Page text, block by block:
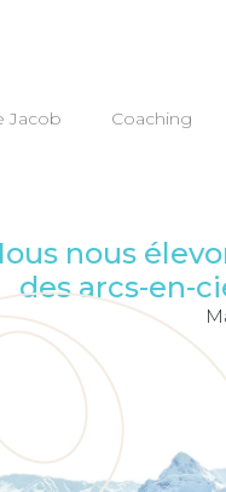
Jacob Coaching
nous
des arcs-en-